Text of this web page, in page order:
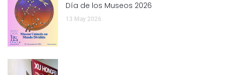
Día de los Museos 2026
13 May 2026